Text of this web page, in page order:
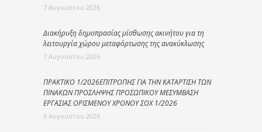
7 Αυγούστου 2026
Διακήρυξη δημοπρασίας μίσθωσης ακινήτου για τη
λειτουργία χώρου μεταφόρτωσης της ανακύκλωσης
7 Αυγούστου 2026
ΠΡΑΚΤΙΚΟ 1/2026ΕΠΙΤΡΟΠΗΣ ΓΙΑ ΤΗΝ ΚΑΤΑΡΤΙΣΗ ΤΩΝ
ΠΙΝΑΚΩΝ ΠΡΟΣΛΗΨΗΣ ΠΡΟΣΩΠΙΚΟΥ ΜΕΣΥΜΒΑΣΗ
ΕΡΓΑΣΙΑΣ ΟΡΙΣΜΕΝΟΥ ΧΡΟΝΟΥ ΣΟΧ 1/2026
6 Αυγούστου 2026